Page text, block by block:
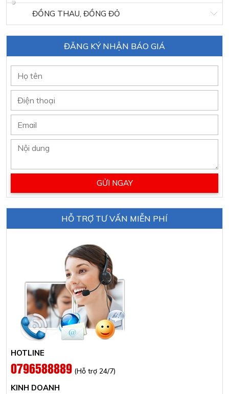
ĐỒNG THAU, ĐỒNG ĐỎ
ĐĂNG KÝ NHẬN BÁO GIÁ
HỖ TRỢ TƯ VẤN MIỄN PHÍ
HOTLINE
0796588889 (Hỗ trợ 24/7)
KINH DOANH